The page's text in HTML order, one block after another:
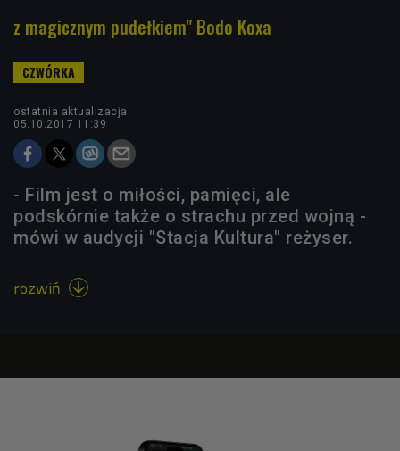
z magicznym pudełkiem" Bodo Koxa
ostatnia aktualizacja:
05.10.2017 11:39
- Film jest o miłości, pamięci, ale
podskórnie także o strachu przed wojną -
mówi w audycji "Stacja Kultura" reżyser.
rozwiń 